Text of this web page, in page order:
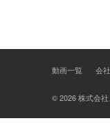
シ
動画一覧 会
© 2026 株式会